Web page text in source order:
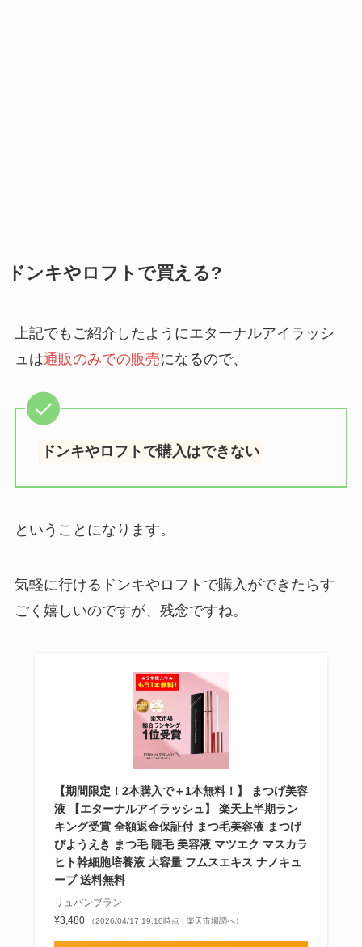
ドンキやロフトで買える?
上記でもご紹介したようにエターナルアイラッシ
ュは通販のみでの販売になるので、
ドンキやロフトで購入はできない
ということになります。
気軽に行けるドンキやロフトで購入ができたらす
ごく嬉しいのですが、残念ですね。
【期間限定！2本購入で＋1本無料！】 まつげ美容
液 【エターナルアイラッシュ】 楽天上半期ラン
キング受賞 全額返金保証付 まつ毛美容液 まつげ
びようえき まつ毛 睫毛 美容液 マツエク マスカラ
ヒト幹細胞培養液 大容量 フムスエキス ナノキュ
ーブ 送料無料
リュバンブラン
¥3,480
（2026/04/17 19:10時点 | 楽天市場調べ）